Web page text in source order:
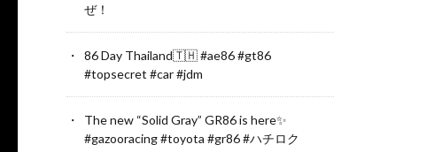
ぜ！
86 Day Thailand🇹🇭 #ae86 #gt86
#topsecret #car #jdm
The new “Solid Gray” GR86 is here✨
#gazooracing #toyota #gr86 #ハチロク